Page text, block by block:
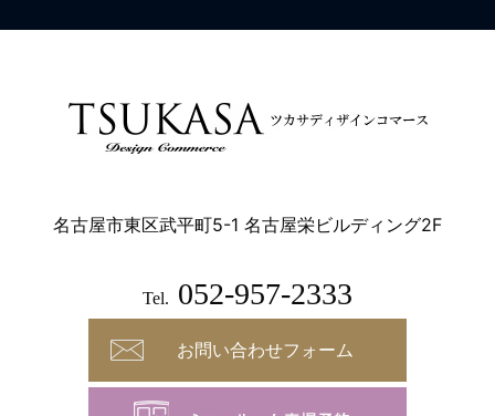
名古屋市東区武平町5-1 名古屋栄ビルディング2F
Tel. 052-957-2333
お問い合わせフォーム